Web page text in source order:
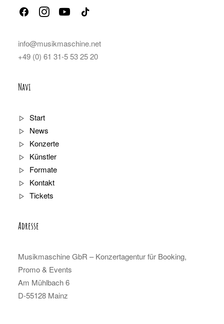
info@musikmaschine.net
+49 (0) 61 31-5 53 25 20
Navi
Start
News
Konzerte
Künstler
Formate
Kontakt
Tickets
Adresse
Musikmaschine GbR – Konzertagentur für Booking,
Promo & Events
Am Mühlbach 6
D-55128 Mainz